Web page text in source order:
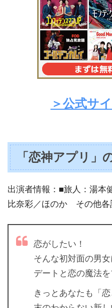
＞公式サ
「恋神アプリ」
出演者情報：■旅人：湯
比奈彩／ほのか その他各
恋がしたい！
そんな初対面の男
デートと恋の魔法を
きっとあなたも「